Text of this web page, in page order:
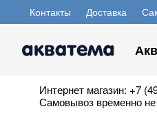
Контакты Доставка
Интернет магазин: +7
Самовывоз временно не